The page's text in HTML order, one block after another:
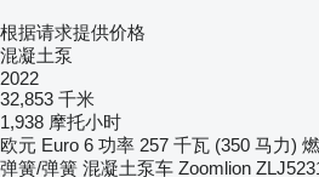
根据请求提供价格
混凝土泵
2022
32,853 千米
1,938 摩托小时
欧元 Euro 6 功率 257 千瓦 (350 马力)
弹簧/弹簧 混凝土泵车 Zoomlion